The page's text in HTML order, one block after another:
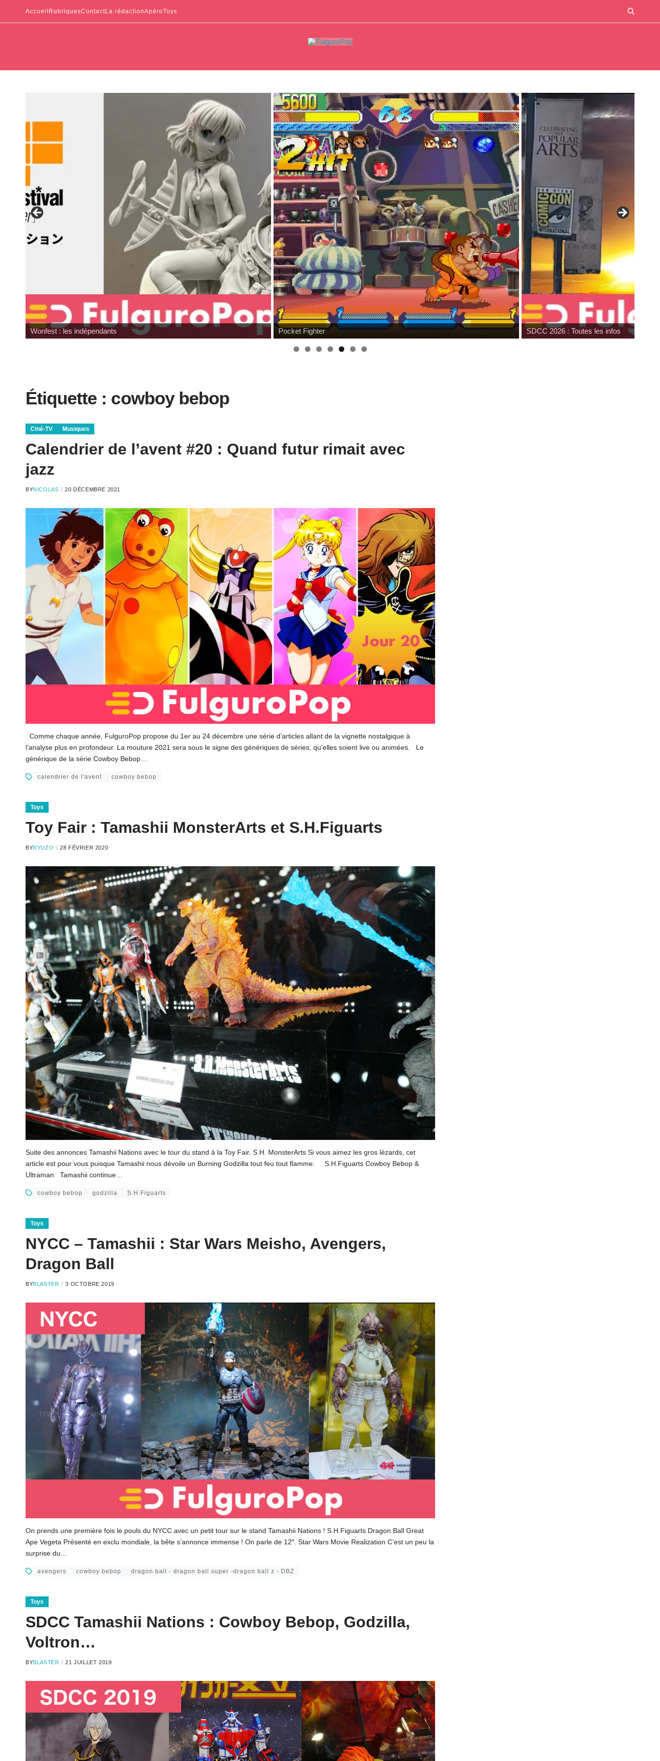
Accueil RubriquesContactLa rédactionApéroToys
Wonfest : les indépendants Pocket Fighter SDCC 2026 : Toutes les infos
Étiquette : cowboy bebop
Ciné-TV Musiques
Calendrier de l’avent #20 : Quand futur rimait avec
jazz
BYNICOLAS 20 DÉCEMBRE 2021
Comme chaque année, FulguroPop propose du 1er au 24 décembre une série d’articles allant de la vignette nostalgique à
l’analyse plus en profondeur. La mouture 2021 sera sous le signe des génériques de séries, qu’elles soient live ou animées. Le
générique de la série Cowboy Bebop…
calendrier de l'avent cowboy bebop
Toys
Toy Fair : Tamashii MonsterArts et S.H.Figuarts
BYRYUZO 28 FÉVRIER 2020
Suite des annonces Tamashii Nations avec le tour du stand à la Toy Fair. S.H. MonsterArts Si vous aimez les gros lézards, cet
article est pour vous puisque Tamashii nous dévoile un Burning Godzilla tout feu tout flamme. S.H.Figuarts Cowboy Bebop &
Ultraman Tamashii continue…
cowboy bebop godzilla S.H.Figuarts
Toys
NYCC – Tamashii : Star Wars Meisho, Avengers,
Dragon Ball
BYBLASTER 3 OCTOBRE 2019
On prends une première fois le pouls du NYCC avec un petit tour sur le stand Tamashii Nations ! S.H.Figuarts Dragon Ball Great
Ape Vegeta Présenté en exclu mondiale, la bête s’annonce immense ! On parle de 12″. Star Wars Movie Realization C’est un peu la
surprise du…
avengers cowboy bebop dragon ball - dragon ball super -dragon ball z - DBZ
Toys
SDCC Tamashii Nations : Cowboy Bebop, Godzilla,
Voltron…
BYBLASTER 21 JUILLET 2019